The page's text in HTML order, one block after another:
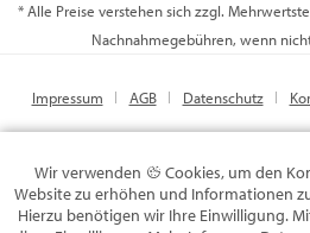
* Alle Preise verstehen sich zzgl.
Nachnahmegebühren, wenn
Impressum AGB Datenschutz
Wir verwenden
Cookies, um den
Website zu erhöhen und Informationen
Hierzu benötigen wir Ihre Einwilligung.